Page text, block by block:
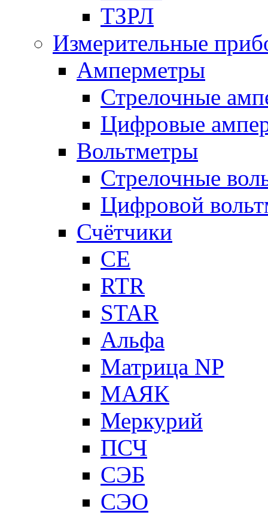
ТЗРЛ
Измерительные
Амперметры
Стрелочные
Цифровые
Вольтметры
Стрелочные
Цифровой
Счётчики
CE
RTR
STAR
Альфа
Матрица NP
МАЯК
Меркурий
ПСЧ
СЭБ
СЭО